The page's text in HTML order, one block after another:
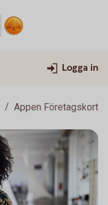
Logga in
Appen Företagskort